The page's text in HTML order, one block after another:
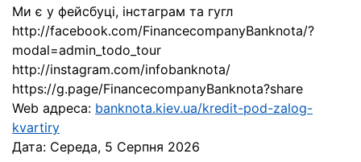
Ми є у фейсбуці, інстаграм та гугл
http://facebook.com/FinancecompanyBanknota/?
modal=admin_todo_tour
http://instagram.com/infobanknota/
https://g.page/FinancecompanyBanknota?share
Web адреса: banknota.kiev.ua/kredit-pod-zalog-
kvartiry
Дата: Середа, 5 Серпня 2026